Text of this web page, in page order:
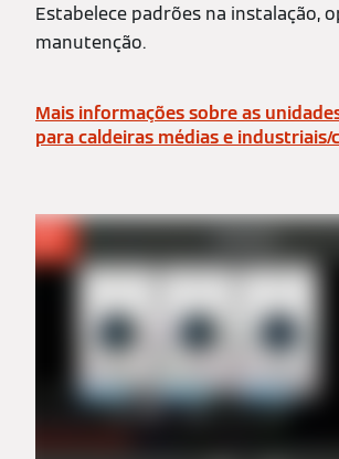
Estabelece padrões na instalação,
manutenção.
Mais informações sobre as
para caldeiras médias e industriais/